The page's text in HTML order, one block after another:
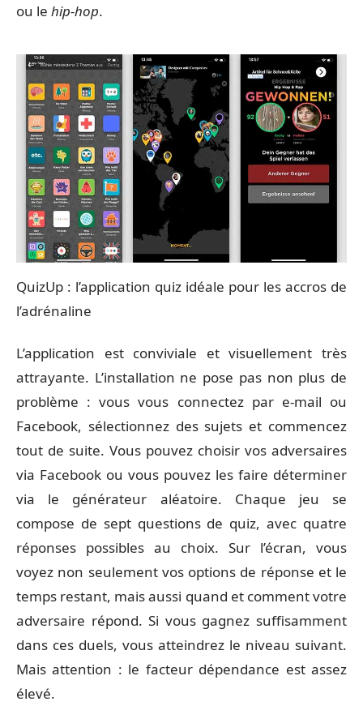
ou le hip-hop.
QuizUp : l’application quiz idéale pour les accros de
l’adrénaline
L’application est conviviale et visuellement très
attrayante. L’installation ne pose pas non plus de
problème : vous vous connectez par e-mail ou
Facebook, sélectionnez des sujets et commencez
tout de suite. Vous pouvez choisir vos adversaires
via Facebook ou vous pouvez les faire déterminer
via le générateur aléatoire. Chaque jeu se
compose de sept questions de quiz, avec quatre
réponses possibles au choix. Sur l’écran, vous
voyez non seulement vos options de réponse et le
temps restant, mais aussi quand et comment votre
adversaire répond. Si vous gagnez suffisamment
dans ces duels, vous atteindrez le niveau suivant.
Mais attention : le facteur dépendance est assez
élevé.